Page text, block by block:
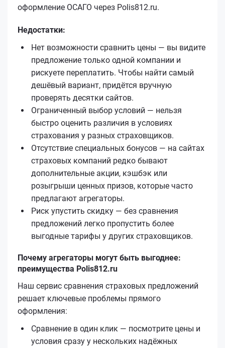
оформление ОСАГО через Polis812.ru.
Недостатки:
Нет возможности сравнить цены — вы видите
предложение только одной компании и
рискуете переплатить. Чтобы найти самый
дешёвый вариант, придётся вручную
проверять десятки сайтов.
Ограниченный выбор условий — нельзя
быстро оценить различия в условиях
страхования у разных страховщиков.
Отсутствие специальных бонусов — на сайтах
страховых компаний редко бывают
дополнительные акции, кэшбэк или
розыгрыши ценных призов, которые часто
предлагают агрегаторы.
Риск упустить скидку — без сравнения
предложений легко пропустить более
выгодные тарифы у других страховщиков.
Почему агрегаторы могут быть выгоднее:
преимущества Polis812.ru
Наш сервис сравнения страховых предложений
решает ключевые проблемы прямого
оформления:
Сравнение в один клик — посмотрите цены и
условия сразу у нескольких надёжных